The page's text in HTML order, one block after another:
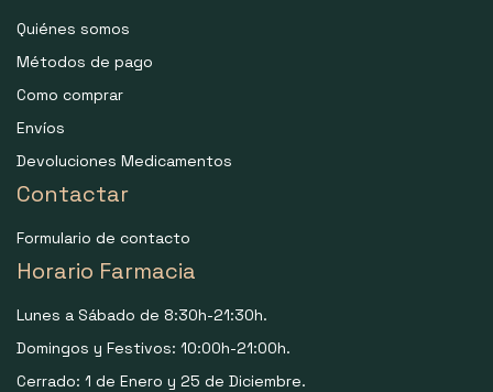
Quiénes somos
Métodos de pago
Como comprar
Envíos
Devoluciones Medicamentos
Contactar
Formulario de contacto
Horario Farmacia
Lunes a Sábado de 8:30h-21:30h.
Domingos y Festivos: 10:00h-21:00h.
Cerrado: 1 de Enero y 25 de Diciembre.